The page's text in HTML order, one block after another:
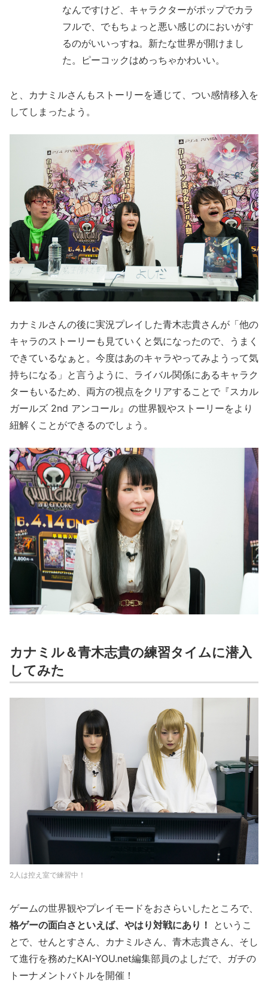
なんですけど、キャラクターがポップでカラ
フルで、でもちょっと悪い感じのにおいがす
るのがいいっすね。新たな世界が開けまし
た。ピーコックはめっちゃかわいい。
と、カナミルさんもストーリーを通じて、つい感情移入を
してしまったよう。
カナミルさんの後に実況プレイした青木志貴さんが「他の
キャラのストーリーも見ていくと気になったので、うまく
できているなぁと。今度はあのキャラやってみようって気
持ちになる」と言うように、ライバル関係にあるキャラク
ターもいるため、両方の視点をクリアすることで『スカル
ガールズ 2nd アンコール』の世界観やストーリーをより
紐解くことができるのでしょう。
カナミル＆青木志貴の練習タイムに潜入
してみた
2人は控え室で練習中！
ゲームの世界観やプレイモードをおさらいしたところで、
格ゲーの面白さといえば、やはり対戦にあり！
というこ
とで、せんとすさん、カナミルさん、青木志貴さん、そし
て進行を務めたKAI-YOU.net編集部員のよしだで、ガチの
トーナメントバトルを開催！